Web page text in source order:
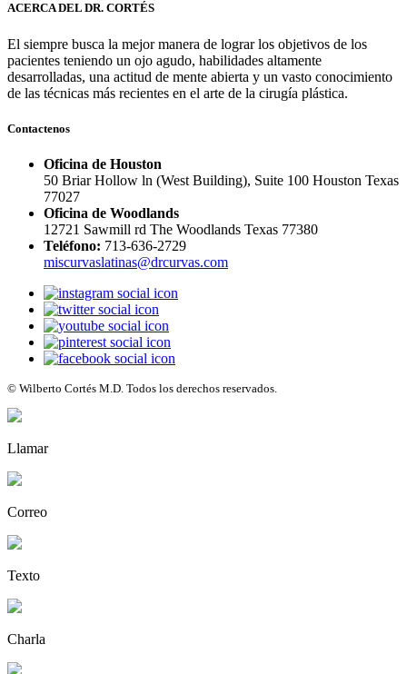
ACERCA DEL DR. CORTÉS
El siempre busca la mejor manera de lograr los objetivos de los
pacientes teniendo un ojo agudo, habilidades altamente
desarrolladas, una actitud de mente abierta y un vasto conocimiento
de las técnicas más recientes en el arte de la cirugía plástica.
Contactenos
Oficina de Houston
50 Briar Hollow ln (West Building), Suite 100 Houston Texas
77027
Oficina de Woodlands
12721 Sawmill rd The Woodlands Texas 77380
Teléfono: 713-636-2729
miscurvaslatinas@drcurvas.com
© Wilberto Cortés M.D. Todos los derechos reservados.
Llamar
Correo
Texto
Charla